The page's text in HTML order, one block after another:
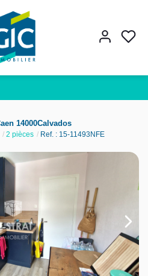
14000Calvados
2 pièces Ref. : 15-11493NFE